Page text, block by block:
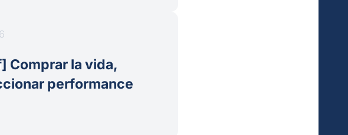
Comprar la vida,
performance